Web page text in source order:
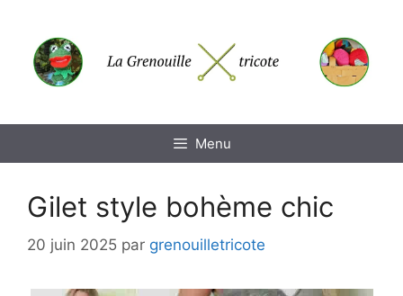
contenu
Menu
Gilet style bohème chic
20 juin 2025 par grenouilletricote